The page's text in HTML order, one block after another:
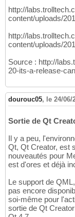
http://
content/uploads/
http://
content/uploads/
Source : http://
20-its-a-release-
dourouc05, le 24/06/
Sortie de Qt
Il y a peu,
Qt, Qt Creator, est
nouveautés pour
est d'ores et déjà
Le support de
pas encore
soi-même pour
sortie de Qt